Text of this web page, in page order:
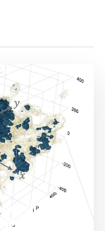
3D karta